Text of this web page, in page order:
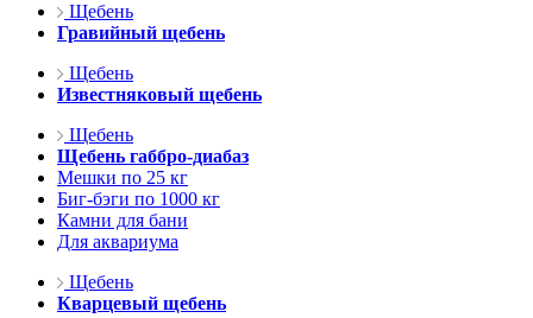
Щебень
Гравийный щебень
Щебень
Известняковый щебень
Щебень
Щебень габбро-диабаз
Мешки по 25 кг
Биг-бэги по 1000 кг
Камни для бани
Для аквариума
Щебень
Кварцевый щебень